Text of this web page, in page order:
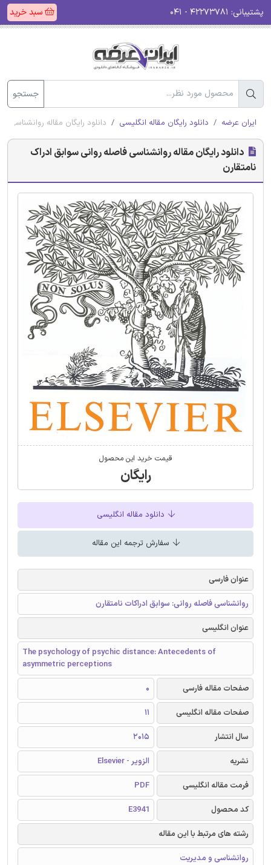
پشتیبانی: سبد خرید
جستجو
ایران عرضه دانلود رایگان مقاله انگلیسی دانلود رایگان مقاله روانشناسی
دانلود رایگان مقاله روانشناسی فاصله روانی سوابق ادراک
نامتقارن
قیمت خرید این محصول
رایگان
دانلود مقاله انگلیسی
سفارش ترجمه این مقاله
عنوان فارسی
روانشناسی فاصله روانی: سوابق ادراکات نامتقارن
عنوان انگلیسی
The psychology of psychic distance: Antecedents of
asymmetric perceptions
صفحات مقاله فارسی
0
صفحات مقاله انگلیسی
11
سال انتشار
2015
نشریه
الزویر - Elsevier
فرمت مقاله انگلیسی
PDF
کد محصول
E3941
رشته های مرتبط با این مقاله
روانشناسی و مدیریت